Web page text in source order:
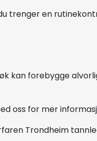
en
kan forebygge
oss for mer
Trondheim